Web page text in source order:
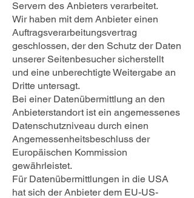
Servern des Anbieters verarbeitet.
Wir haben mit dem Anbieter einen
Auftragsverarbeitungsvertrag
geschlossen, der den Schutz der Daten
unserer Seitenbesucher sicherstellt
und eine unberechtigte Weitergabe an
Dritte untersagt.
Bei einer Datenübermittlung an den
Anbieterstandort ist ein angemessenes
Datenschutzniveau durch einen
Angemessenheitsbeschluss der
Europäischen Kommission
gewährleistet.
Für Datenübermittlungen in die USA
hat sich der Anbieter dem EU-US-